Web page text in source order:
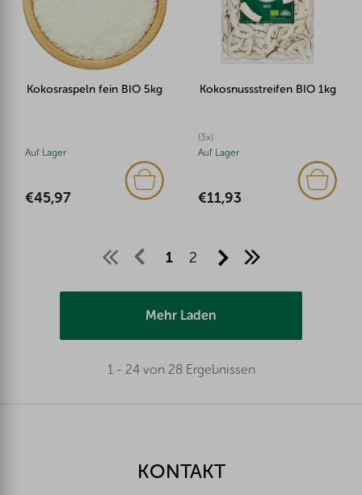
Kokosraspeln fein BIO 5kg
Auf Lager
€45,97
Kokosnussstreifen BIO 1kg
(3x)
Auf Lager
€11,93
1 2
Mehr Laden
1 - 24 von 28 Ergebnissen
KONTAKT